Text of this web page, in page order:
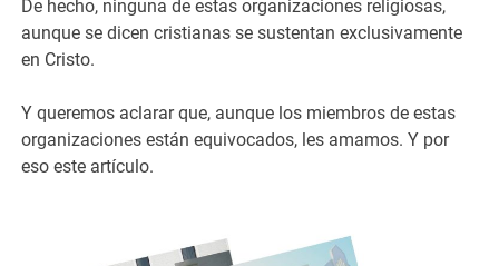
De hecho, ninguna de estas organizaciones religiosas,
aunque se dicen cristianas se sustentan exclusivamente
en Cristo.
Y queremos aclarar que, aunque los miembros de estas
organizaciones están equivocados, les amamos. Y por
eso este artículo.